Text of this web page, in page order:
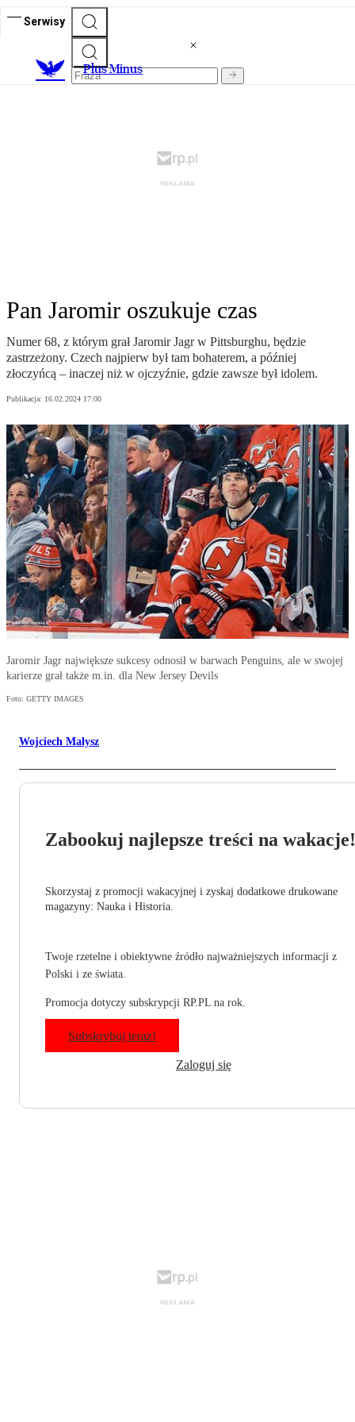
Serwisy
Plus Minus
Pan Jaromir oszukuje czas
Numer 68, z którym grał Jaromir Jagr w Pittsburghu, będzie
zastrzeżony. Czech najpierw był tam bohaterem, a później
złoczyńcą – inaczej niż w ojczyźnie, gdzie zawsze był idolem.
Publikacja: 16.02.2024 17:00
Jaromir Jagr największe sukcesy odnosił w barwach Penguins, ale w swojej
karierze grał także m.in. dla New Jersey Devils
Foto: GETTY IMAGES
Wojciech Małysz
Zabookuj najlepsze treści na wakacje!
Skorzystaj z promocji wakacyjnej i zyskaj dodatkowe drukowane
magazyny: Nauka i Historia.
Twoje rzetelne i obiektywne źródło najważniejszych informacji z
Polski i ze świata.
Promocja dotyczy subskrypcji RP.PL na rok.
Subskrybuj teraz!
Zaloguj się